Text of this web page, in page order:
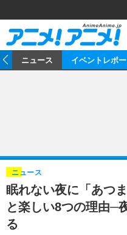
ゲーム
イベント
海外イベント
俳優・タレント
ビジネス
アニメ
動画
ニュース イベントレポー
眠れない夜に「あつ
と楽しい8つの理由─
る
ニュース